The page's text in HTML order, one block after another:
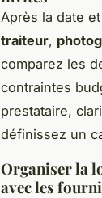
Après la date
traiteur,
comparez les
contraintes
prestataire,
définissez un
Organiser la
avec les